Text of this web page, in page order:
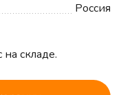
Россия
складе.